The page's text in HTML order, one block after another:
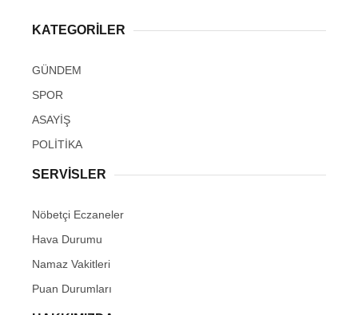
KATEGORİLER
GÜNDEM
SPOR
ASAYİŞ
POLİTİKA
SERVİSLER
Nöbetçi Eczaneler
Hava Durumu
Namaz Vakitleri
Puan Durumları